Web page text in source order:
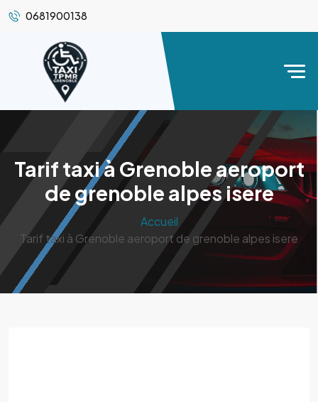
0681900138
Tarif taxi à Grenoble aeroport
de grenoble alpes isere
Accueil
Tarif taxi à Grenoble aeroport de grenoble alpes isere